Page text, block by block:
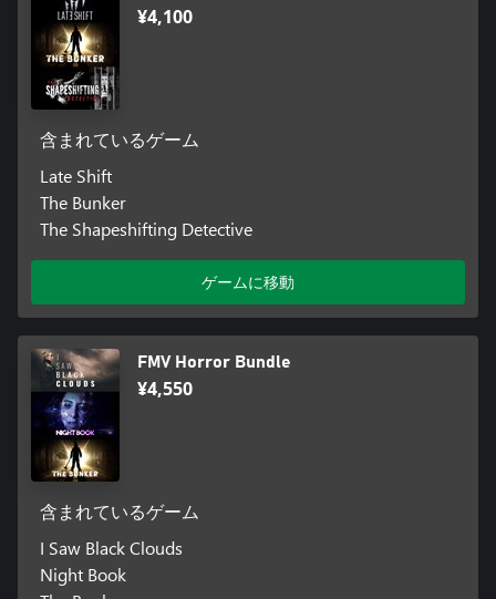
¥4,100
含まれているゲーム
Late Shift
The Bunker
The Shapeshifting Detective
ゲームに移動
FMV Horror Bundle
¥4,550
含まれているゲーム
I Saw Black Clouds
Night Book